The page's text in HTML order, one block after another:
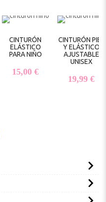
CINTURÓN
ELÁSTICO
PARA NIÑO
15,00€
CINTURÓN PIEL
Y ELÁSTICO
AJUSTABLE
UNISEX
19,99€